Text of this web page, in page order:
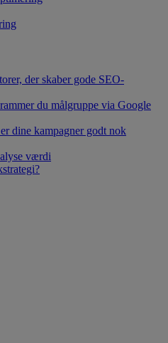
der skaber gode SEO-
du målgruppe via Google
dine kampagner godt nok
værdi